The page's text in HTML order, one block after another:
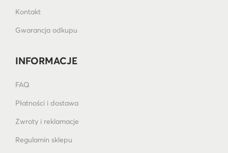
Kontakt
Gwarancja odkupu
INFORMACJE
FAQ
Płatności i dostawa
Zwroty i reklamacje
Regulamin sklepu